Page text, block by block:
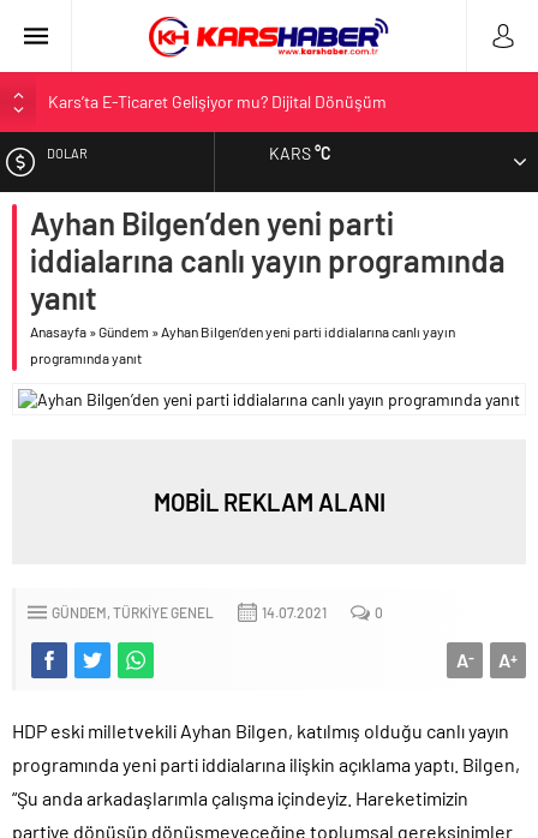
Kars’ta E-Ticaret Gelişiyor mu? Dijital Dönüşüm
Kars Halkı Yeni Parti Hakkında Ne Düşünüyor?
Sarıkamış’a Bağlı Köyler ve Yaygın Soyadları
Kağızman Köyleri ve En Çok Kullanılan Soyadları | Kars Haber
DOLAR
EURO
ALTIN
BIST
KARS°C
Ayhan Bilgen’den yeni parti
iddialarına canlı yayın programında
yanıt
Anasayfa »Gündem »Ayhan Bilgen’den yeni parti iddialarına canlı yayın
programında yanıt
MOBİL REKLAM ALANI
GÜNDEM TÜRKIYE GENEL 14.07.2021 0
A+
A-
HDP eski milletvekili Ayhan Bilgen, katılmış olduğu canlı yayın
programında yeni parti iddialarına ilişkin açıklama yaptı. Bilgen,
“Şu anda arkadaşlarımla çalışma içindeyiz. Hareketimizin
partiye dönüşüp dönüşmeyeceğine toplumsal gereksinimler